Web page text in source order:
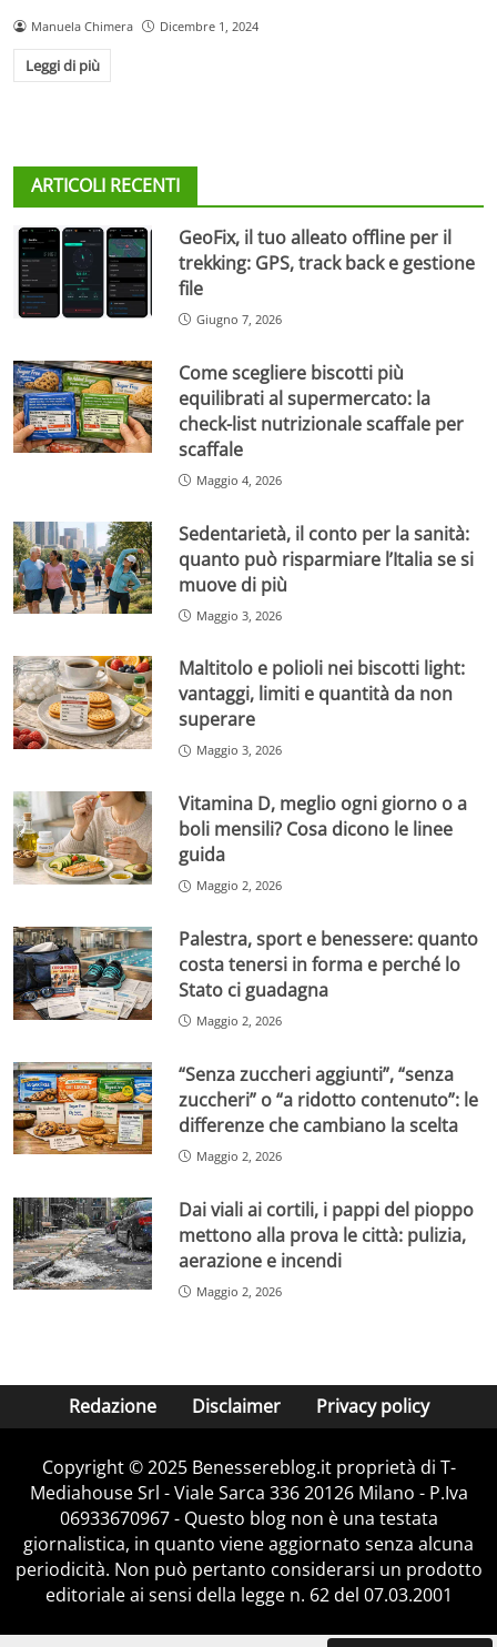
Manuela Chimera Dicembre 1, 2024
Leggi di più
ARTICOLI RECENTI
GeoFix, il tuo alleato offline per il
trekking: GPS, track back e gestione
file
Giugno 7, 2026
Come scegliere biscotti più
equilibrati al supermercato: la
check-list nutrizionale scaffale per
scaffale
Maggio 4, 2026
Sedentarietà, il conto per la sanità:
quanto può risparmiare l’Italia se si
muove di più
Maggio 3, 2026
Maltitolo e polioli nei biscotti light:
vantaggi, limiti e quantità da non
superare
Maggio 3, 2026
Vitamina D, meglio ogni giorno o a
boli mensili? Cosa dicono le linee
guida
Maggio 2, 2026
Palestra, sport e benessere: quanto
costa tenersi in forma e perché lo
Stato ci guadagna
Maggio 2, 2026
“Senza zuccheri aggiunti”, “senza
zuccheri” o “a ridotto contenuto”: le
differenze che cambiano la scelta
Maggio 2, 2026
Dai viali ai cortili, i pappi del pioppo
mettono alla prova le città: pulizia,
aerazione e incendi
Maggio 2, 2026
Redazione Disclaimer Privacy policy
Copyright © 2025 Benessereblog.it proprietà di T-
Mediahouse Srl - Viale Sarca 336 20126 Milano - P.Iva
06933670967 - Questo blog non è una testata
giornalistica, in quanto viene aggiornato senza alcuna
periodicità. Non può pertanto considerarsi un prodotto
editoriale ai sensi della legge n. 62 del 07.03.2001